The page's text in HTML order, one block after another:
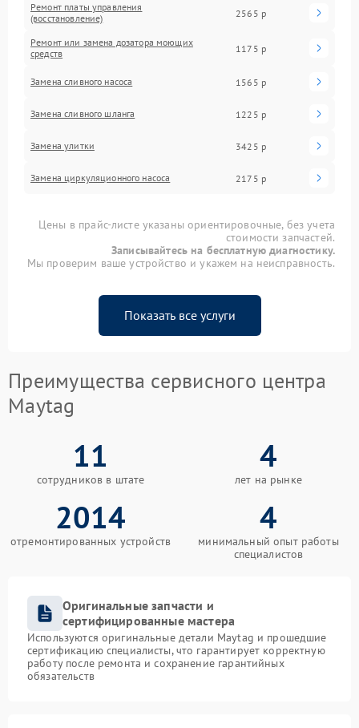
Ремонт платы управления
(восстановление)
2565 р
Ремонт или замена дозатора моющих
средств
1175 р
Замена сливного насоса 1565 р
Замена сливного шланга 1225 р
Замена улитки 3425 р
Замена циркуляционного насоса 2175 р
Цены в прайс-листе указаны ориентировочные, без учета
стоимости запчастей.
Записывайтесь на бесплатную диагностику.
Мы проверим ваше устройство и укажем на неисправность.
Показать все услуги
Преимущества сервисного центра
Maytag
11
сотрудников в штате
4
лет на рынке
2014
отремонтированных устройств
4
минимальный опыт работы
специалистов
Оригинальные запчасти и
сертифицированные мастера
Используются оригинальные детали Maytag и прошедшие
сертификацию специалисты, что гарантирует корректную
работу после ремонта и сохранение гарантийных
обязательств